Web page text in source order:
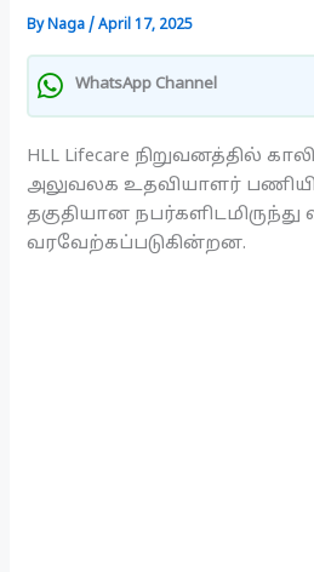
ByNaga/April 17, 2025
WhatsApp Channel
HLL Lifecare நிறுவனத்தில்
அலுவலக உதவியாளர்
தகுதியான
வரவேற்கப்படுகின்றன.